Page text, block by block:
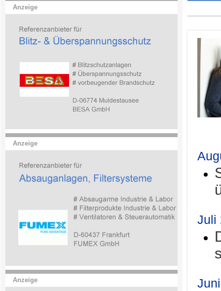
Anzeige
Anzeige
Anzeige
Juli